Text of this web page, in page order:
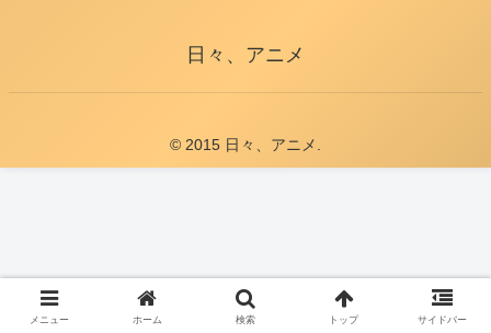
日々、アニメ
© 2015 日々、アニメ.
メニュー ホーム 検索 トップ サイドバー